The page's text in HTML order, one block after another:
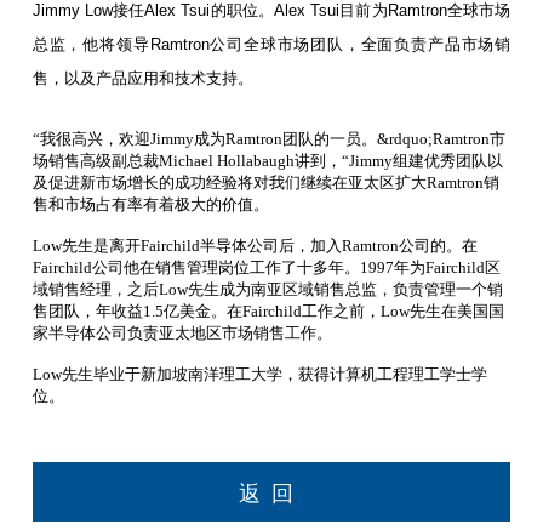
Jimmy Low接任Alex Tsui的职位。Alex Tsui目前为Ramtron全球市场
总监，他将领导Ramtron公司全球市场团队，全面负责产品市场销
售，以及产品应用和技术支持。
“我很高兴，欢迎Jimmy成为Ramtron团队的一员。&rdquo;Ramtron市
场销售高级副总裁Michael Hollabaugh讲到， “Jimmy组建优秀团队以
及促进新市场增长的成功经验将对我们继续在亚太区扩大Ramtron销
售和市场占有率有着极大的价值。
Low先生是离开Fairchild半导体公司后，加入Ramtron公司的。在
Fairchild公司他在销售管理岗位工作了十多年。1997年为Fairchild区
域销售经理，之后Low先生成为南亚区域销售总监，负责管理一个销
售团队，年收益1.5亿美金。在Fairchild工作之前，Low先生在美国国
家半导体公司负责亚太地区市场销售工作。
Low先生毕业于新加坡南洋理工大学，获得计算机工程理工学士学
位。
返回